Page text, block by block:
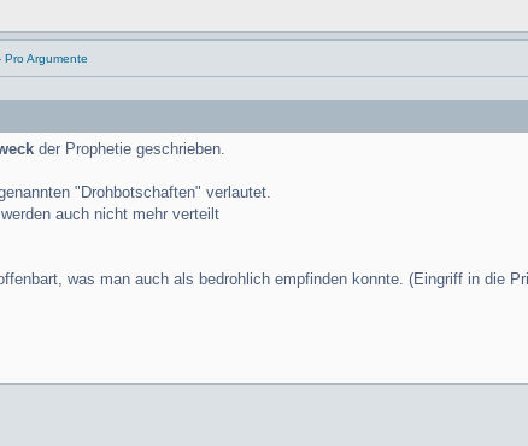
Pro Argumente
der Prophetie geschrieben.
"Drohbotschaften" verlautet.
auch nicht mehr verteilt
was man auch als bedrohlich empfinden konnte. (Eingriff in die